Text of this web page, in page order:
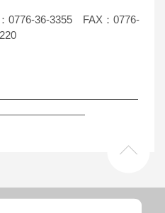
0776-36-3355 FAX：0776-